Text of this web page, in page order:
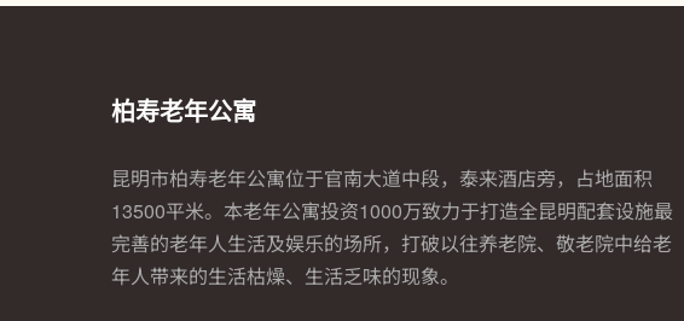
柏寿老年公寓
昆明市柏寿老年公寓位于官南大道中段，泰来酒店旁，占地面积
13500平米。本老年公寓投资1000万致力于打造全昆明配套设施最
完善的老年人生活及娱乐的场所，打破以往养老院、敬老院中给老
年人带来的生活枯燥、生活乏味的现象。